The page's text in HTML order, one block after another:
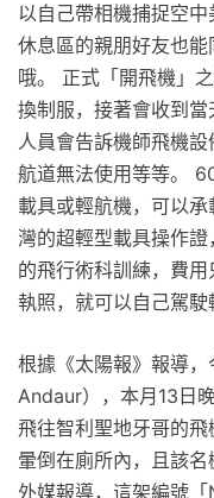
以自己帶相機捕捉空中
休息區的親朋好友也
哦。 正式「開飛機」
換制服，接著會收到
人員會告訴機師飛機
航道無法使用等等。
載具或輕航機，可以
灣的超輕型載具操作
的飛行術科訓練，費
執照，就可以自己駕駛
根據《太陽報》報導
Andaur），本月13日
飛往智利聖地牙哥的
暈倒在廁所內，且該
外媒報導，這架編號